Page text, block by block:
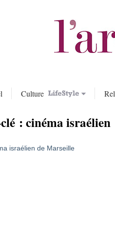
Culture
:cinéma israélien
israélien de Marseille